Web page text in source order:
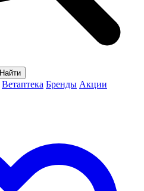
Найти
Ветаптека Бренды Акции